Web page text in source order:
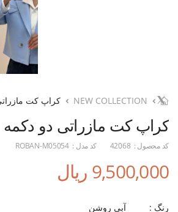
NEW COLLECTION کراپ کت
کراپ کت مازراتی دو دکمه
کد محصول : 42068 کد مدل : ROBAN-M05054
9,500,000 ریال
رنگ : آبی روشن